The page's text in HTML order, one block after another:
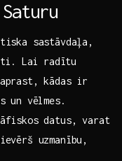
sastāvdaļa,​
⁤Lai radītu
kādas ir‌
un vēlmes.
datus, varat
uzmanību,